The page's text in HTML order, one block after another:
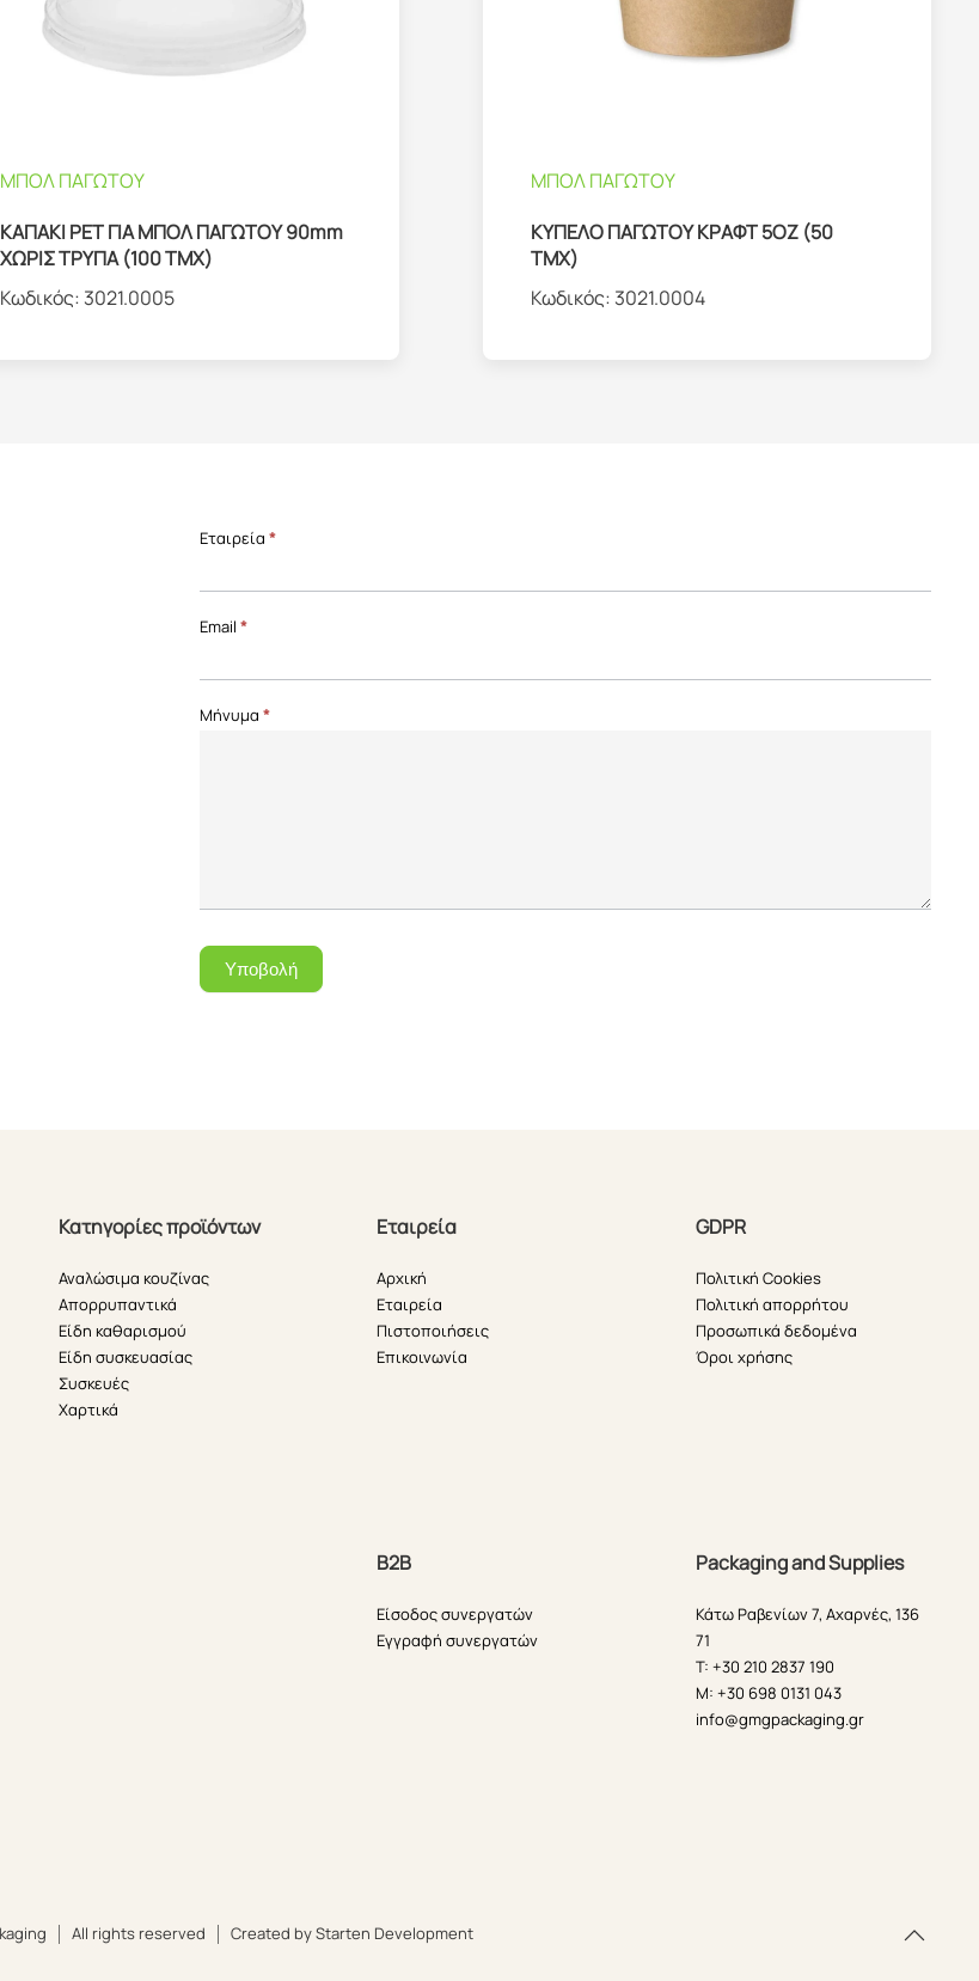
ΜΠΟΛ ΠΑΓΩΤΟΥ
ΚΑΠΑΚΙ PET ΓΙΑ ΜΠΟΛ ΠΑΓΩΤΟΥ 90mm
ΧΩΡΙΣ ΤΡΥΠΑ (100 ΤΜΧ)
Κωδικός: 3021.0005
ΜΠΟΛ ΠΑΓΩΤΟΥ
ΚΥΠΕΛΟ ΠΑΓΩΤΟΥ ΚΡΑΦΤ 5ΟΖ (50
ΤΜΧ)
Κωδικός: 3021.0004
Επικοινωνία
Page
Εταιρεία *
Email *
Μήνυμα *
Υποβολή
Κατηγορίες προϊόντων
Αναλώσιμα κουζίνας
Απορρυπαντικά
Είδη καθαρισμού
Είδη συσκευασίας
Συσκευές
Χαρτικά
Εταιρεία
Αρχική
Εταιρεία
Πιστοποιήσεις
Επικοινωνία
GDPR
Πολιτική Cookies
Πολιτική απορρήτου
Προσωπικά δεδομένα
Όροι χρήσης
B2B
Είσοδος συνεργατών
Εγγραφή συνεργατών
Packaging and Supplies
Κάτω Ραβενίων 7, Αχαρνές, 136
71
T: +30 210 2837 190
M: +30 698 0131 043
info@gmgpackaging.gr
All rights reserved Created by Starten Development